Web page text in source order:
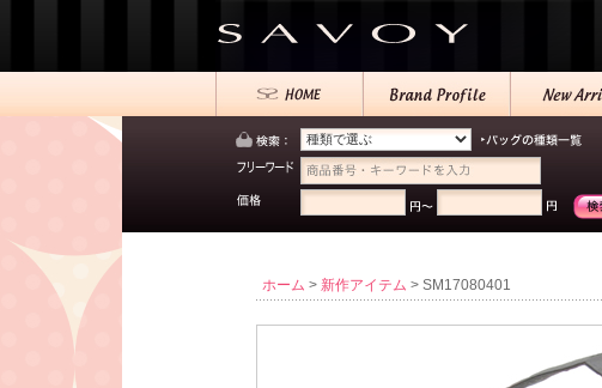
ホーム > 新作アイテム > SM17080401